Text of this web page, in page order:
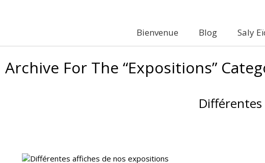
Bienvenue Blog Saly
Archive For The “Expositions”